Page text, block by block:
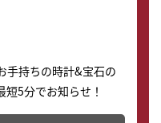
手持ちの時計&宝石の
5分でお知らせ！
ることが出来ます。